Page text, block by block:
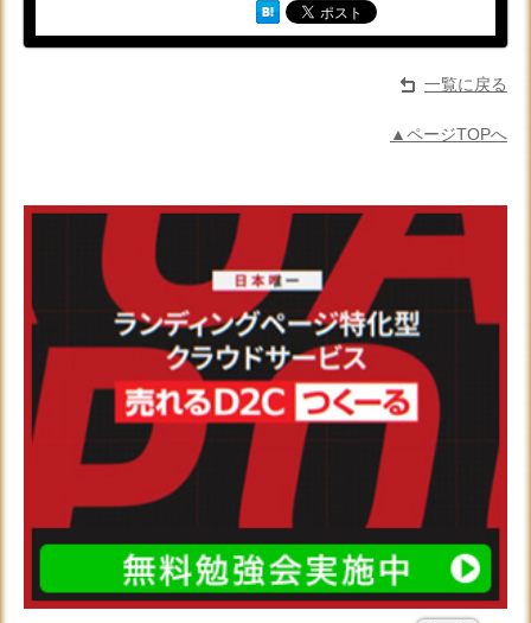
一覧に戻る
▲ページTOPへ